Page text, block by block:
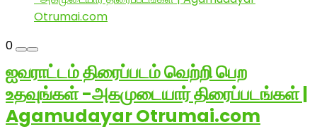
0
ஐவராட்டம் திரைப்படம் வெற்றி பெற
உதவுங்கள் -அகமுடையார் திரைப்படங்கள் |
Agamudayar Otrumai.com